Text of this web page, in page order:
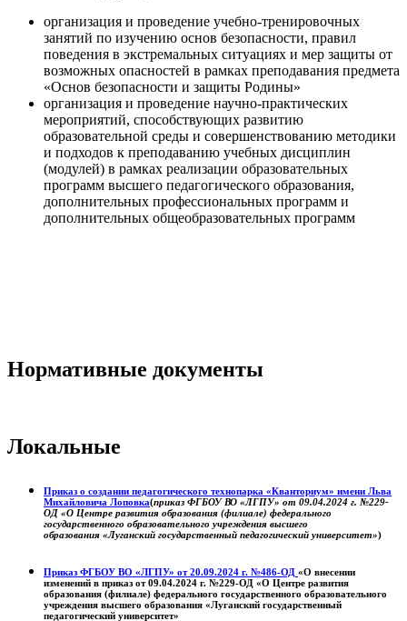
организация и проведение учебно-тренировочных
занятий по изучению основ безопасности, правил
поведения в экстремальных ситуациях и мер защиты от
возможных опасностей в рамках преподавания предмета
«Основ безопасности и защиты Родины»
организация и проведение научно-практических
мероприятий, способствующих развитию
образовательной среды и совершенствованию методики
и подходов к преподаванию учебных дисциплин
(модулей) в рамках реализации образовательных
программ высшего педагогического образования,
дополнительных профессиональных программ и
дополнительных общеобразовательных программ
Нормативные документы
Локальные
Приказ о создании педагогического технопарка «Кванториум» имени Льва
Михайловича Лоповка(приказ ФГБОУ ВО «ЛГПУ» от 09.04.2024 г. №229-
ОД «О Центре развития образования (филиале) федерального
государственного образовательного учреждения высшего
образования «Луганский государственный педагогический университет»)
Приказ ФГБОУ ВО «ЛГПУ» от 20.09.2024 г. №486-ОД «О внесении
изменений в приказ от 09.04.2024 г. №229-ОД «О Центре развития
образования (филиале) федерального государственного образовательного
учреждения высшего образования «Луганский государственный
педагогический университет»